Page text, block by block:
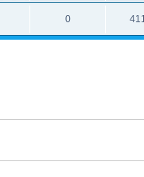
0